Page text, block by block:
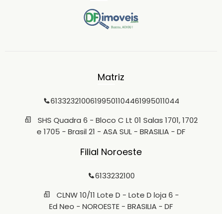
Matriz
61332321006199501104461995011044
SHS Quadra 6 - Bloco C Lt 01 Salas 1701, 1702
e 1705 - Brasil 21 - ASA SUL - BRASILIA - DF
Filial Noroeste
6133232100
CLNW 10/11 Lote D - Lote D loja 6 -
Ed Neo - NOROESTE - BRASILIA - DF